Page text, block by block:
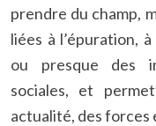
prendre du champ,
liées à l’épuration,
ou presque des
sociales, et
actualité, des forces